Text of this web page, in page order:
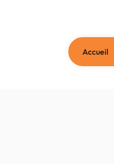
Accueil